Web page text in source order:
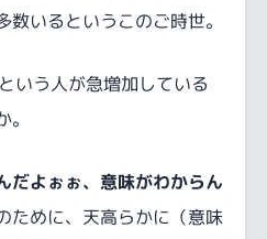
いるというこのご時世。
いう人が急増加している
だよぉぉ、意味がわからん
ために、天高らかに（意味